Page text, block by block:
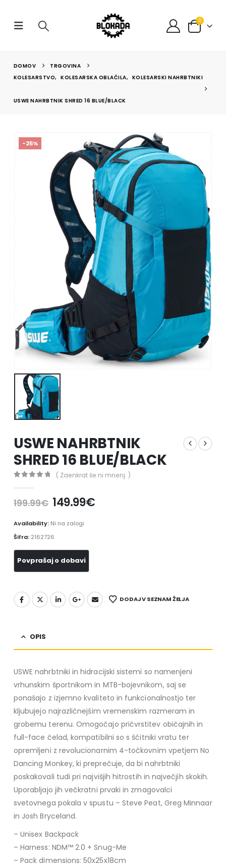
0
DOMOV
TRGOVINA
KOLESARSTVO, KOLESARSKA OBLAČILA, KOLESARSKI NAHRBTNIKI
USWE NAHRBTNIK SHRED 16 BLUE/BLACK
-25%
USWE NAHRBTNIK
SHRED 16 BLUE/BLACK
( Zaenkrat še ni mnenj. )
199.99€ 149.99€
Availability: Ni na zalogi
Šifra: 2162726
DODAJ V SEZNAM ŽELJA
OPIS
USWE nahrbtniki in hidracijski sistemi so namenjeni
vrhunskim športnikom in MTB-bojevnikom, saj se
ponašajo z izjemno kvaliteto in funkcionalnostjo ter
kljubujejo najrazličnejšim vremenskim razmeram in
grobemu terenu. Omogočajo pričvrstitev običajnih in
full-face čelad, kompatibilni so s ščitniki vratu ter
opremljeni z revolucionarnim 4-točkovnim vpetjem No
Dancing Monkey, ki preprečuje, da bi nahrbtniki
poskakovali tudi pri najvišjih hitrostih in največjih skokih.
Uporabljajo jih večkratni prvaki in zmagovalci
svetovnega pokala v spustu – Steve Peat, Greg Minnaar
in Josh Bryceland.
– Unisex Backpack
– Harness: NDM™ 2.0 + Snug-Me
– Pack dimensions: 50x25x18cm